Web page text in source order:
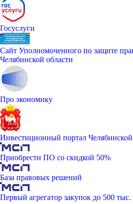
Госуслуги
Сайт Уполномоченного по защите
Челябинской области
Про экономику
Инвестиционный портал Челябинской
Приобрести ПО со скидкой 50%
База правовых решений
Первый агрегатор закупок до 500